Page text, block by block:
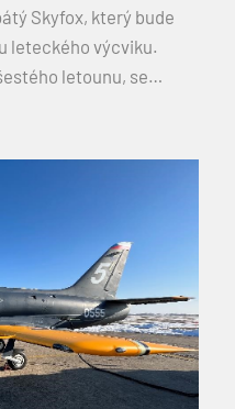
Skyfox, který bude
leteckého výcviku.
letounu, se
letiště další